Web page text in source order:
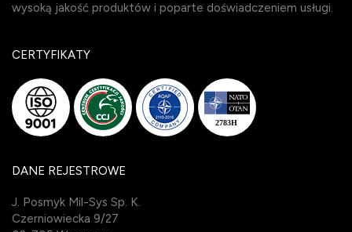
wysoką jakość produktów i poparte doświadczeniem usługi.
CERTYFIKATY
DANE REJESTROWE
J. Posmyk Mil-Sys Sp. K.
Czerniowiecka 9/27